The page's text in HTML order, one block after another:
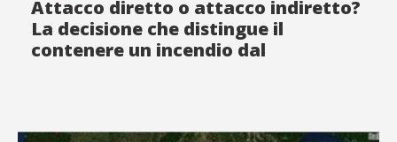
Attacco diretto o attacco indiretto?
La decisione che distingue il
contenere un incendio dal